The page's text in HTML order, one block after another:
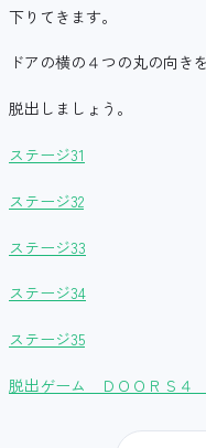
下りてきます。
ドアの横の４つの丸の向き
脱出しましょう。
ステージ31
ステージ32
ステージ33
ステージ34
ステージ35
脱出ゲーム ＤＯＯＲＳ４